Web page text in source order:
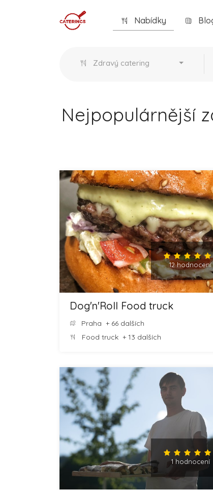
Nabídky
Zdravý catering
Nejpopulárnější
12 hodnocení
Dog'n'Roll Food truck
Praha + 66 dalších
Food truck + 13 dalších
1 hodnocení